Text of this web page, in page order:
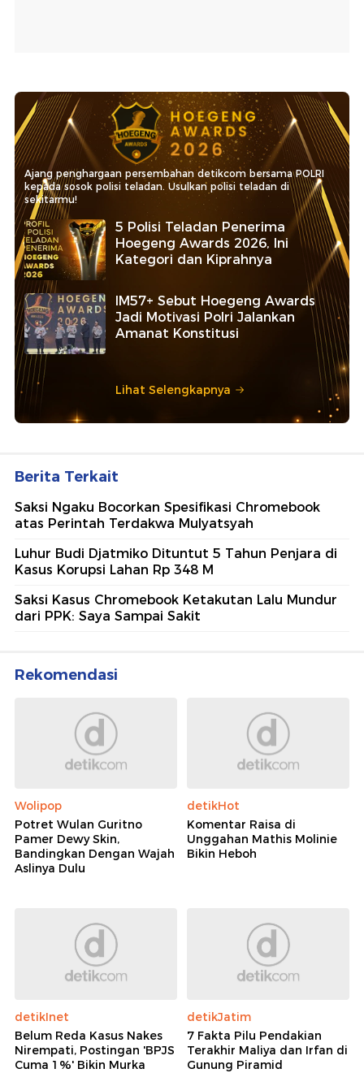
Ajang penghargaan persembahan detikcom bersama POLRI
kepada sosok polisi teladan. Usulkan polisi teladan di
sekitarmu!
5 Polisi Teladan Penerima
Hoegeng Awards 2026, Ini
Kategori dan Kiprahnya
IM57+ Sebut Hoegeng Awards
Jadi Motivasi Polri Jalankan
Amanat Konstitusi
Lihat Selengkapnya
Berita Terkait
Saksi Ngaku Bocorkan Spesifikasi Chromebook
atas Perintah Terdakwa Mulyatsyah
Luhur Budi Djatmiko Dituntut 5 Tahun Penjara di
Kasus Korupsi Lahan Rp 348 M
Saksi Kasus Chromebook Ketakutan Lalu Mundur
dari PPK: Saya Sampai Sakit
Rekomendasi
Wolipop
Potret Wulan Guritno
Pamer Dewy Skin,
Bandingkan Dengan Wajah
Aslinya Dulu
detikHot
Komentar Raisa di
Unggahan Mathis Molinie
Bikin Heboh
detikInet
Belum Reda Kasus Nakes
Nirempati, Postingan 'BPJS
Cuma 1%' Bikin Murka
detikJatim
7 Fakta Pilu Pendakian
Terakhir Maliya dan Irfan di
Gunung Piramid